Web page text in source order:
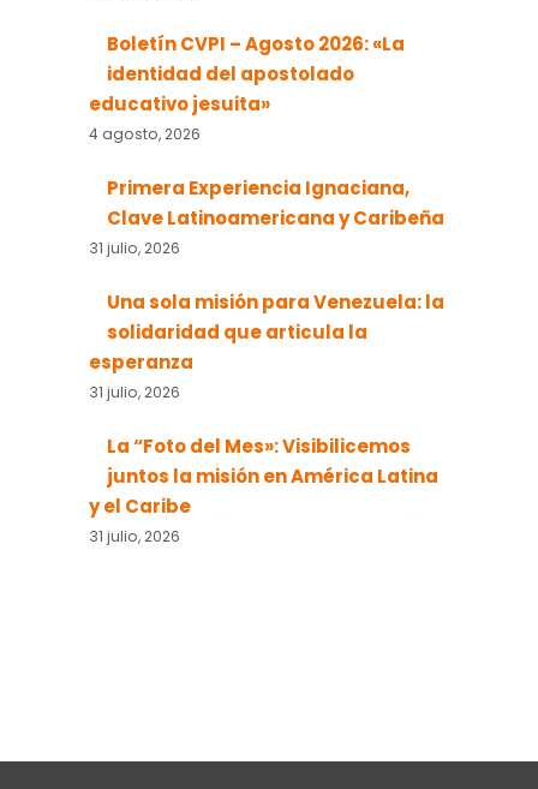
Boletín CVPI – Agosto 2026: «La
identidad del apostolado
educativo jesuita»
4 agosto, 2026
Primera Experiencia Ignaciana,
Clave Latinoamericana y Caribeña
31 julio, 2026
Una sola misión para Venezuela: la
solidaridad que articula la
esperanza
31 julio, 2026
La “Foto del Mes»: Visibilicemos
juntos la misión en América Latina
y el Caribe
31 julio, 2026